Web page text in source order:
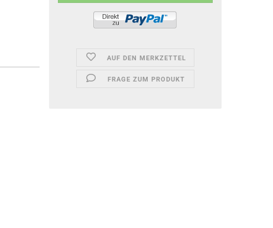
AUF DEN MERKZETTEL
FRAGE ZUM PRODUKT